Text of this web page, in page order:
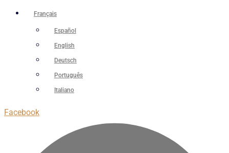
Français
Español
English
Deutsch
Português
Italiano
Facebook